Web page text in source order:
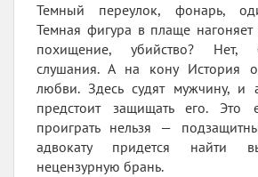
Темный переулок, фонарь,
Темная фигура в плаще
похищение, убийство? Нет,
слушания. А на кону История
любви. Здесь судят мужчину, и
предстоит защищать его. Это
проиграть нельзя —
адвокату придется найти
нецензурную брань.